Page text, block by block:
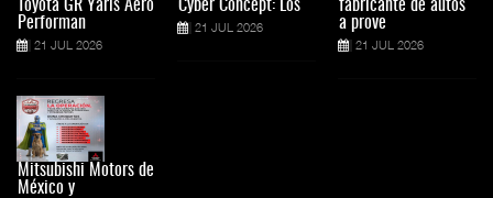
Toyota GR Yaris Aero
Performan
21 JUL 2026
Mitsubishi Motors de
México y
Cyber Concept: Los
21 JUL 2026
fabricante de autos
a prove
21 JUL 2026